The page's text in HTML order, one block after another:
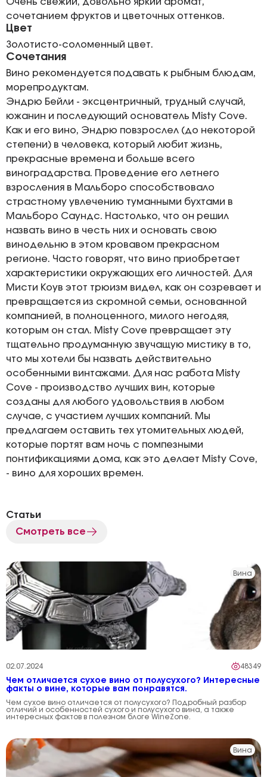
сочетанием фруктов и цветочных оттенков.
Цвет
Золотисто-соломенный цвет.
Сочетания
Вино рекомендуется подавать к рыбным блюдам,
морепродуктам.
Эндрю Бейли - эксцентричный, трудный случай,
южанин и последующий основатель Misty Cove.
Как и его вино, Эндрю повзрослел (до некоторой
степени) в человека, который любит жизнь,
прекрасные времена и больше всего
виноградарства. Проведение его летнего
взросления в Мальборо способствовало
страстному увлечению туманными бухтами в
Мальборо Саундс. Настолько, что он решил
назвать вино в честь них и основать свою
винодельню в этом кровавом прекрасном
регионе. Часто говорят, что вино приобретает
характеристики окружающих его личностей. Для
Мисти Коув этот трюизм видел, как он созревает и
превращается из скромной семьи, основанной
компанией, в полноценного, милого негодяя,
которым он стал. Misty Cove превращает эту
тщательно продуманную звучащую мистику в то,
что мы хотели бы назвать действительно
особенными винтажами. Для нас работа Misty
Cove - производство лучших вин, которые
созданы для любого удовольствия в любом
случае, с участием лучших компаний. Мы
предлагаем оставить тех утомительных людей,
которые портят вам ночь с помпезными
понтификациями дома, как это делает Misty Cove,
- вино для хороших времен.
Статьи
Смотреть все
Вина
02.07.2024 48349
Чем отличается сухое вино от полусухого? Интересные
факты о вине, которые вам понравятся.
Чем сухое вино отличается от полусухого? Подробный разбор
отличий и особенностей сухого и полусухого вина, а также
интересных фактов в полезном блоге WineZone.
Вина